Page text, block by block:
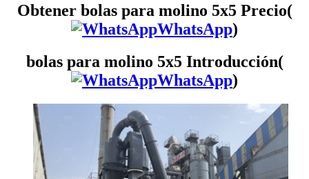
Obtener bolas para molino 5x5 Precio(
WhatsApp)
bolas para molino 5x5 Introducción(
WhatsApp)